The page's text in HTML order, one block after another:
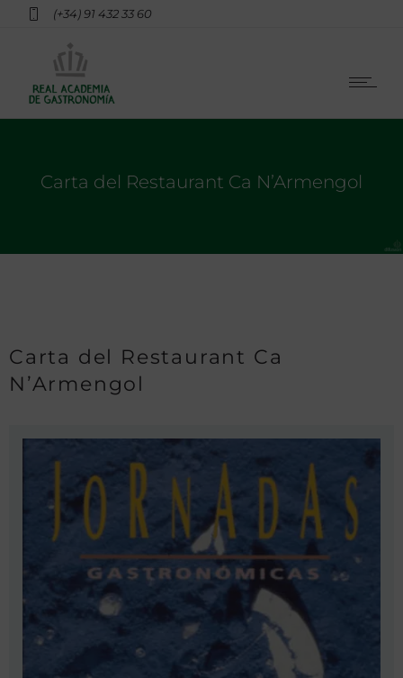
(+34) 91 432 33 60
Carta del Restaurant Ca N’Armengol
Carta del Restaurant Ca
N’Armengol